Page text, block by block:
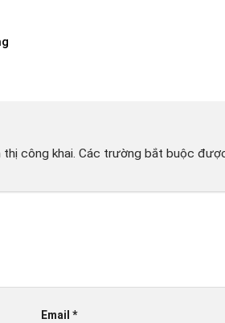
công khai. Các trường bắt buộc
Email*